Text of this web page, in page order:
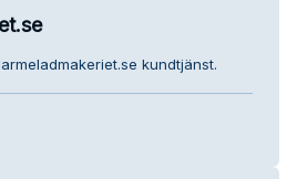
kundtjänst.